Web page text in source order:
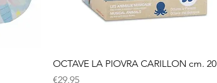
Quick View
OCTAVE LA PIOVRA CARILLON cm. 20
Price
€29.95